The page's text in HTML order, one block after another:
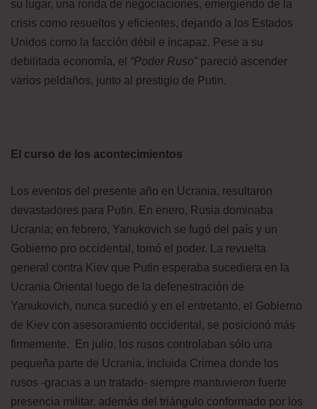
su lugar, una ronda de negociaciones, emergiendo de la
crisis como resueltos y eficientes, dejando a los Estados
Unidos como la facción débil e incapaz. Pese a su
debilitada economía, el “Poder Ruso”pareció ascender
varios peldaños, junto al prestigio de Putin.
El curso de los acontecimientos
Los eventos del presente año en Ucrania, resultaron
devastadores para Putin. En enero, Rusia dominaba
Ucrania; en febrero, Yanukovich se fugó del país y un
Gobierno pro occidental, tomó el poder. La revuelta
general contra Kiev que Putin esperaba sucediera en la
Ucrania Oriental luego de la defenestración de
Yanukovich, nunca sucedió y en el entretanto, el Gobierno
de Kiev con asesoramiento occidental, se posicionó más
firmemente. En julio, los rusos controlaban sólo una
pequeña parte de Ucrania, incluida Crimea donde los
rusos -gracias a un tratado- siempre mantuvieron fuerte
presencia militar, además del triángulo conformado por los